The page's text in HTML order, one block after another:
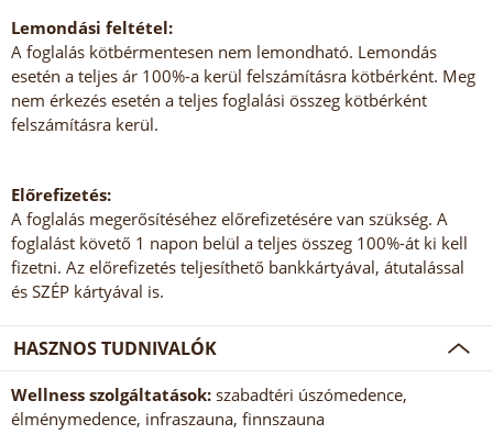
Lemondási feltétel:
A foglalás kötbérmentesen nem lemondható. Lemondás
esetén a teljes ár 100%-a kerül felszámításra kötbérként. Meg
nem érkezés esetén a teljes foglalási összeg kötbérként
felszámításra kerül.
Előrefizetés:
A foglalás megerősítéséhez előrefizetésére van szükség. A
foglalást követő 1 napon belül a teljes összeg 100%-át ki kell
fizetni. Az előrefizetés teljesíthető bankkártyával, átutalással
és SZÉP kártyával is.
HASZNOS TUDNIVALÓK
Wellness szolgáltatások: szabadtéri úszómedence,
élménymedence, infraszauna, finnszauna